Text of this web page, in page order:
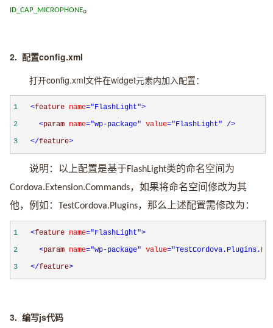
ID_CAP_MICROPHONE。
2. 配置config.xml
打开config.xml文件在widget元素内加入配置：
1 <feature name="FlashLight">
2
<param name="wp-package" value="FlashLight" />
3
</feature>
说明：以上配置是基于FlashLight类的命名空间为
Cordova.Extension.Commands，如果将命名空间修改为其
他，例如： TestCordova.Plugins，那么上述配置需修改为：
1 <feature name="FlashLight">
2
<param name="wp-package" value
3
</feature>
3. 编写js代码